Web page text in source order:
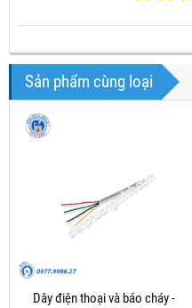
Sản phẩm cùng loại
Dây điện thoại và báo cháy -